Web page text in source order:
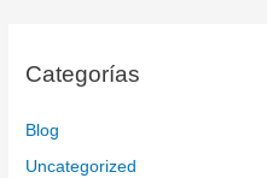
Categorías
Blog
Uncategorized